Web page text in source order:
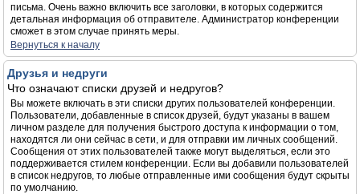
письма. Очень важно включить все заголовки, в которых содержится
детальная информация об отправителе. Администратор конференции
сможет в этом случае принять меры.
Вернуться к началу
Друзья и недруги
Что означают списки друзей и недругов?
Вы можете включать в эти списки других пользователей конференции.
Пользователи, добавленные в список друзей, будут указаны в вашем
личном разделе для получения быстрого доступа к информации о том,
находятся ли они сейчас в сети, и для отправки им личных сообщений.
Сообщения от этих пользователей также могут выделяться, если это
поддерживается стилем конференции. Если вы добавили пользователей
в список недругов, то любые отправленные ими сообщения будут скрыты
по умолчанию.